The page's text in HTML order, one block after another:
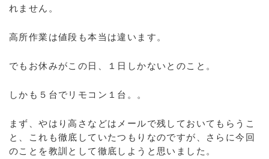
れません。
高所作業は値段も本当は違います。
でもお休みがこの日、１日しかないとのこと。
しかも５台でリモコン１台。。
まず、やはり高さなどはメールで残しておいてもらうこ
と、これも徹底していたつもりなのですが、さらに今回
のことを教訓として徹底しようと思いました。